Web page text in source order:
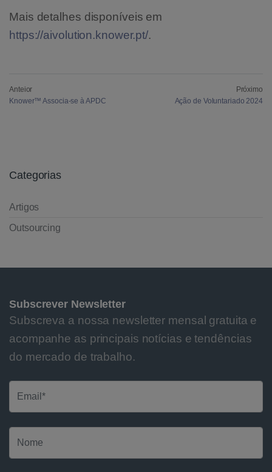
Mais detalhes disponíveis em
https://aivolution.knower.pt/.
Anteior
Knower™ Associa-se à APDC
Próximo
Ação de Voluntariado 2024
Categorias
Artigos
Outsourcing
Subscrever Newsletter
Subscreva a nossa newsletter mensal gratuita e
acompanhe as principais notícias e tendências
do mercado de trabalho.